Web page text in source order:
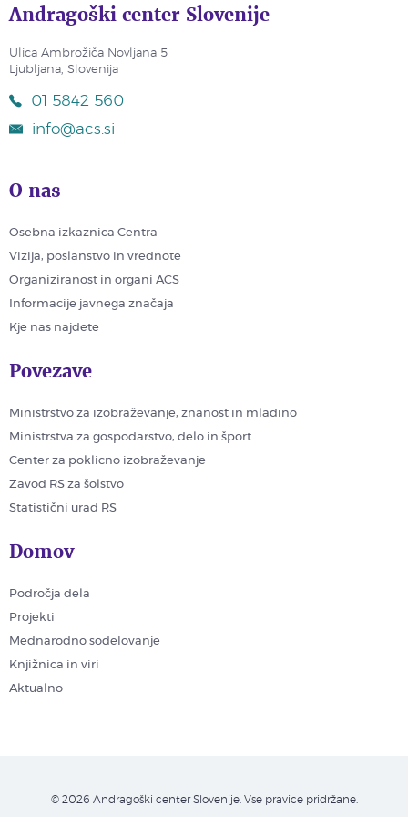
Andragoški center Slovenije
Ulica Ambrožiča Novljana 5
Ljubljana, Slovenija
01 5842 560
info@acs.si
O nas
Osebna izkaznica Centra
Vizija, poslanstvo in vrednote
Organiziranost in organi ACS
Informacije javnega značaja
Kje nas najdete
Povezave
Ministrstvo za izobraževanje, znanost in mladino
Ministrstva za gospodarstvo, delo in šport
Center za poklicno izobraževanje
Zavod RS za šolstvo
Statistični urad RS
Domov
Področja dela
Projekti
Mednarodno sodelovanje
Knjižnica in viri
Aktualno
© 2026 Andragoški center Slovenije. Vse pravice pridržane.